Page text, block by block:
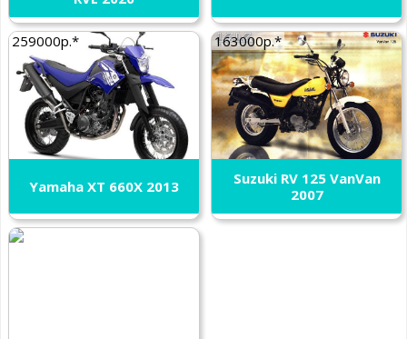
259000р.*
Yamaha XT 660X 2013
163000р.*
Suzuki RV 125 VanVan
2007